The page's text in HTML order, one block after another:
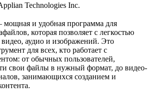
Technologies Inc.
и удобная программа для
которая позволяет с легкостью
аудио и изображений. Это
для всех, кто работает с
от обычных пользователей,
свои файлы в нужный формат, до видео-
занимающихся созданием и